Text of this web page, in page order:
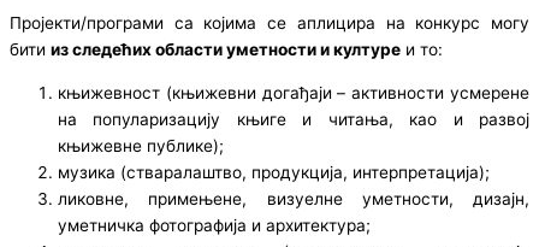
Пројекти/програми са којима се аплицира на конкурс могу
бити из следећих области уметности и културе и то:
књижевност (књижевни догађаји – активности усмерене
на популаризацију књиге и читања, као и развој
књижевне публике);
музика (стваралаштво, продукција, интерпретација);
ликовне, примењене, визуелне уметности, дизајн,
уметничка фотографија и архитектура;